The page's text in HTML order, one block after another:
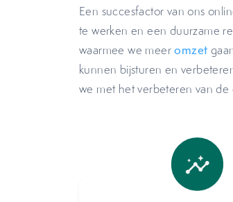
Een succesfactor van ons
te werken en een duurzame
waarmee we meeromzet
kunnen bijsturen en
we met het verbeteren van